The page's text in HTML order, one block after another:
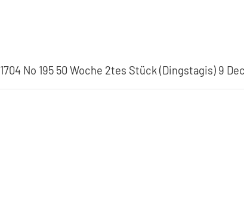
1704 No 195 50 Woche 2tes Stück (Dingstagis) 9